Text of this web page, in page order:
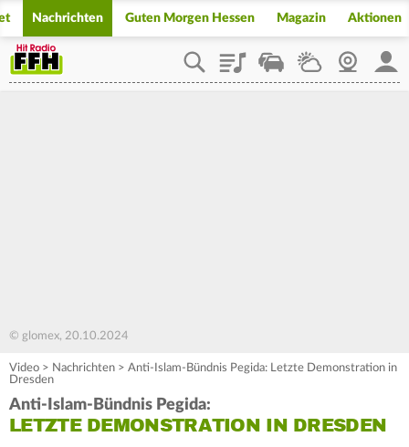
Nachrichten Guten Morgen Hessen Magazin Aktionen
PlaylistStaupilotWetterWebcam
© glomex, 20.10.2024
Video > Nachrichten > Anti-Islam-Bündnis Pegida: Letzte Demonstration in
Dresden
Anti-Islam-Bündnis Pegida:
LETZTE DEMONSTRATION IN DRESDEN